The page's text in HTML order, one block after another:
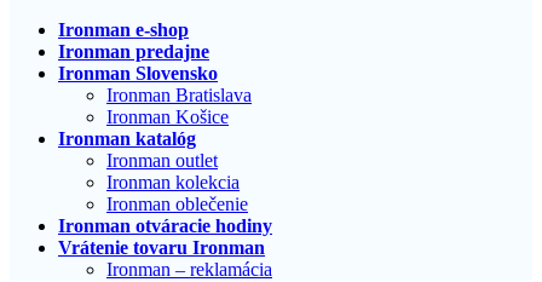
Ironman e-shop
Ironman predajne
Ironman Slovensko
Ironman Bratislava
Ironman Košice
Ironman katalóg
Ironman outlet
Ironman kolekcia
Ironman oblečenie
Ironman otváracie hodiny
Vrátenie tovaru Ironman
Ironman – reklamácia